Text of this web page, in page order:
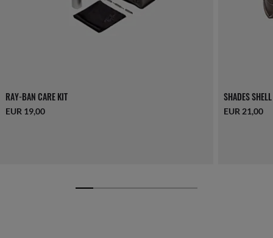
RAY-BAN CARE KIT
EUR 19,00
SHADES
EUR 21,00